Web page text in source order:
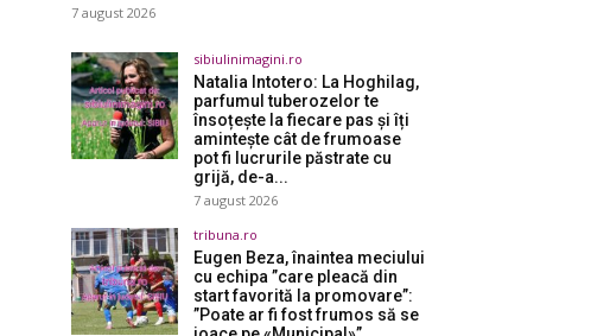
7 august 2026
sibiulinimagini.ro
Natalia Intotero: La Hoghilag,
parfumul tuberozelor te
însoțește la fiecare pas și îți
amintește cât de frumoase
pot fi lucrurile păstrate cu
grijă, de-a...
7 august 2026
tribuna.ro
Eugen Beza, înaintea meciului
cu echipa ”care pleacă din
start favorită la promovare”:
”Poate ar fi fost frumos să se